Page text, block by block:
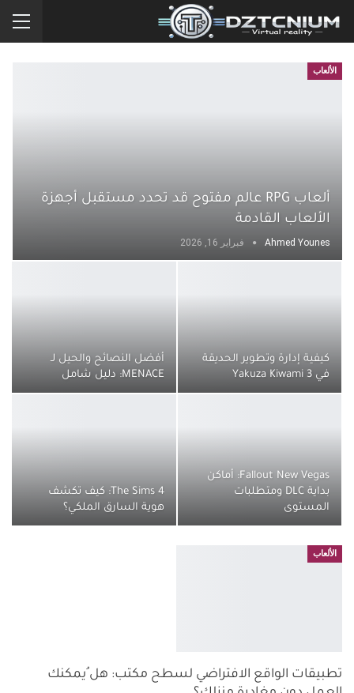
الألعاب
ألعاب RPG عالم مفتوح قد تحدد مستقبل أجهزة
الألعاب القادمة
Ahmed Younes فبراير 16, 2026
كيفية إدارة وتطوير الحديقة
في Yakuza Kiwami 3
أفضل النصائح والحيل لـ
MENACE: دليل شامل
Fallout New Vegas: أماكن
بداية DLC ومتطلبات
المستوى
The Sims 4: كيف تكشف
هوية السارق الملكي؟
الألعاب
تطبيقات الواقع الافتراضي لسطح مكتب: هل ُيمكنك